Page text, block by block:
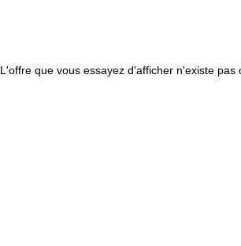
L'offre que vous essayez d'afficher n'existe pas